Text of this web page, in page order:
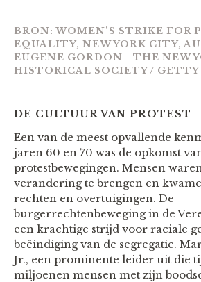
BRON: WOMEN'S STRIKE FOR
EQUALITY, NEW YORK CITY,
EUGENE GORDON—THE NEW
HISTORICAL SOCIETY / GETTY
DE CULTUUR VAN PROTEST
Een van de meest opvallende
jaren 60 en 70 was de opkomst
protestbewegingen. Mensen
verandering te brengen en
rechten en overtuigingen. De
burgerrechtenbeweging in de
een krachtige strijd voor raciale
beëindiging van de segregatie.
Jr., een prominente leider uit die
miljoenen mensen met zijn